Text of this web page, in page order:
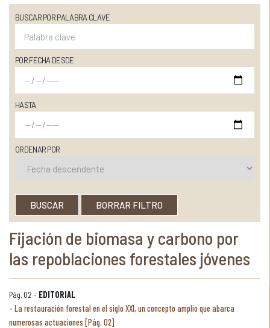
BUSCAR POR PALABRA CLAVE
POR FECHA DESDE
HASTA
ORDENAR POR
BUSCAR BORRAR FILTRO
Fijación de biomasa y carbono por
las repoblaciones forestales jóvenes
Pág. 02 - EDITORIAL
La restauración forestal en el siglo XXI, un concepto amplio que abarca
numerosas actuaciones [Pág. 02]